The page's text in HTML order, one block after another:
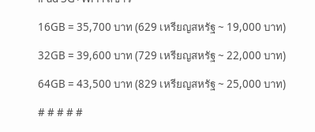
16GB = 35,700 บาท (629 เหรียญสหรัฐ ~ 19,000 บาท)
32GB = 39,600 บาท (729 เหรียญสหรัฐ ~ 22,000 บาท)
64GB = 43,500 บาท (829 เหรียญสหรัฐ ~ 25,000 บาท)
# # # # #